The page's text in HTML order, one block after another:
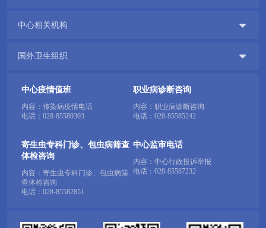
中心相关机构 
国外卫生组织 
中心疫情值班
内容：传染病疫情电话
电话： 028-85580303
职业病诊断咨询
内容：职业病诊断咨询
电话： 028-85585242
寄生虫专科门诊、包虫病筛查
体检咨询
内容：寄生虫专科门诊、包虫病筛
查体检咨询
电话： 028-85582851
中心监审电话
内容：中心行政投诉举报
电话： 028-85587232